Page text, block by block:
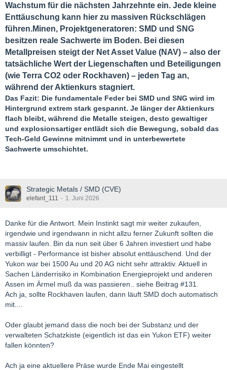
Wachstum für die nächsten Jahrzehnte ein. Jede kleine
Enttäuschung kann hier zu massiven Rückschlägen
führen.Minen, Projektgeneratoren: SMD und SNG
besitzen reale Sachwerte im Boden. Bei diesen
Metallpreisen steigt der Net Asset Value (NAV) – also der
tatsächliche Wert der Liegenschaften und Beteiligungen
(wie Terra CO2 oder Rockhaven) – jeden Tag an,
während der Aktienkurs stagniert.
Das Fazit: Die fundamentale Feder bei SMD und SNG wird im
Hintergrund extrem stark gespannt. Je länger der Aktienkurs
flach bleibt, während die Metalle steigen, desto gewaltiger
und explosionsartiger entlädt sich die Bewegung, sobald das
Tech-Geld Gewinne mitnimmt und in unterbewertete
Sachwerte umschichtet.
Strategic Metals / SMD (CVE)
elefant_111 1. Juni 2026
Danke für die Antwort. Mein Instinkt sagt mir weiter zukaufen,
irgendwie und irgendwann in nicht allzu ferner Zukunft sollten die
massiv laufen. Bin da nun seit über 6 Jahren investiert und habe
verbilligt - Performance ist bisher absolut enttäuschend. Und der
Yukon war bei 1500 Au und 20 AG nicht sehr attraktiv. Aktuell in
Sachen Länderrisiko in Kombination Energieprojekt und anderen
Assen im Ärmel muß da was passieren.. siehe Beitrag #131.
Ach ja, sollte Rockhaven laufen, dann läuft SMD doch automatisch
mit....
Oder glaubt jemand dass die noch bei der Substanz und der
verwalteten Schatzkiste (eigentlich ist das ein Yukon ETF) weiter
fallen könnten?
Ach ja eine aktuellere Präse wurde Ende Mai eingestellt